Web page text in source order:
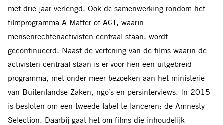
met drie jaar verlengd. Ook de samenwerking rondom het
filmprogramma A Matter of ACT, waarin
mensenrechtenactivisten centraal staan, wordt
gecontinueerd. Naast de vertoning van de films waarin de
activisten centraal staan is er voor hen een uitgebreid
programma, met onder meer bezoeken aan het ministerie
van Buitenlandse Zaken, ngo’s en persinterviews. In 2015
is besloten om een tweede label te lanceren: de Amnesty
Selection. Daarbij gaat het om films die inhoudelijk